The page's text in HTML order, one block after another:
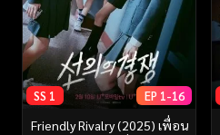
SS 1 EP 1-16
Friendly Rivalry (2025) เพื่อน